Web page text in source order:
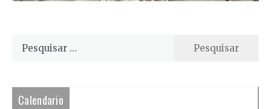
Pesquisar
Calendario